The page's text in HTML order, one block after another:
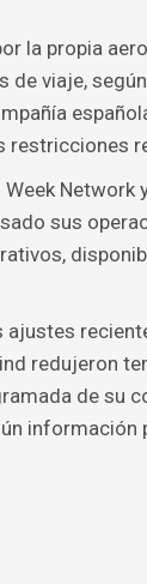
la propia
de viaje,
restricciones
sus
redujeron
de su
información